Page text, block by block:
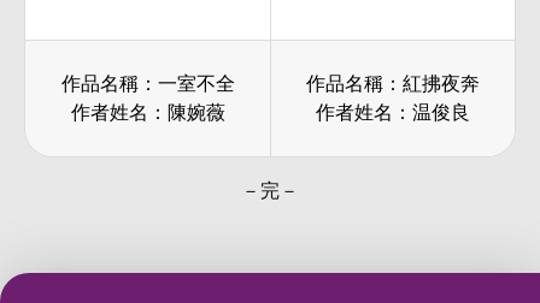
作品名稱：一室不全
作者姓名：陳婉薇
作品名稱：紅拂夜奔
作者姓名：温俊良
－完－